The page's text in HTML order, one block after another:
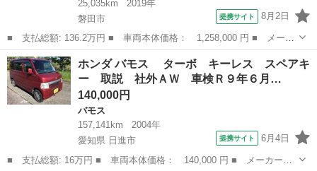
25,035km
2019年
磐田市
提携サイト 8月2日
■ 支払総額: 136.2万円 ■ 車両本体価格： 1,258,000 円 ■ メーカ
ー名： ホンダ ■ 車種名： Ｎ－ＢＯＸカスタム ■ グレード
名： Ｇ・Ｌターボホンダセンシング リヤビューカメラ 左右電動
スライド Ｅ...
静岡 磐田市 N-BOX
ホンダ バモス ターボ キーレス スペアキ
ー 取説 社外ＡＷ 車検Ｒ９年６月…
140,000円
バモス
157,141km
2004年
愛知県 日進市
提携サイト 6月4日
■ 支払総額: 16万円 ■ 車両本体価格： 140,000 円 ■ メーカー